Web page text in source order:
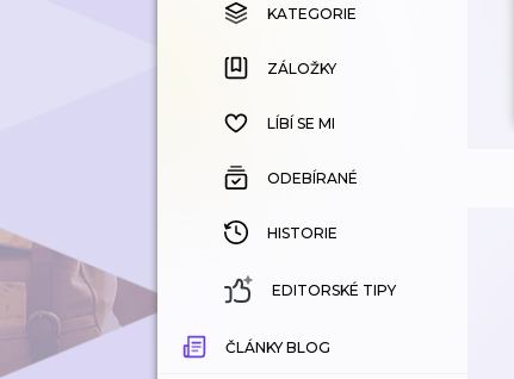
KATEGORIE
ZÁLOŽKY
HISTORIE
KATEGORIE
ZÁLOŽKY
LÍBÍ SE MI
ODEBÍRANÉ
HISTORIE
EDITORSKÉ TIPY
ČLÁNKY BLOG